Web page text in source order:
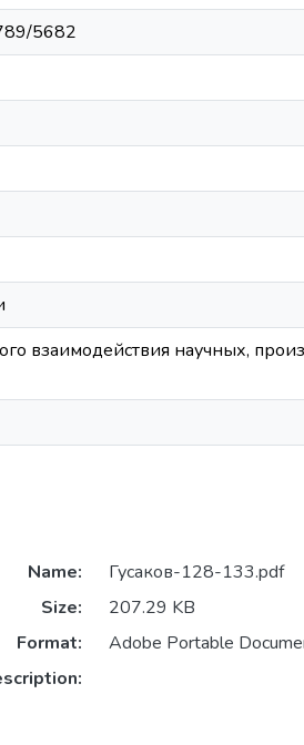
5682
взаимодействия научных,
Name:
Гусаков-128-133.pdf
Size:
207.29 KB
Format:
Adobe Portable